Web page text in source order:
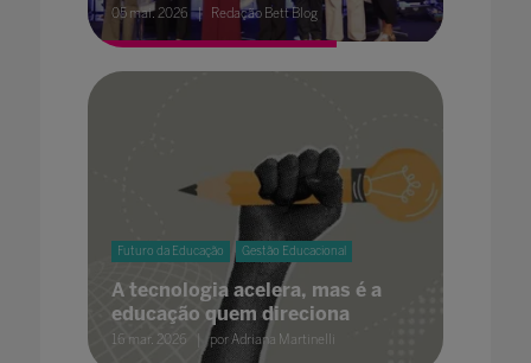
05 mai. 2026 Redação Bett Blog
Futuro da Educação Gestão Educacional
A tecnologia acelera, mas é a
educação quem direciona
16 mar. 2026 por Adriana Martinelli